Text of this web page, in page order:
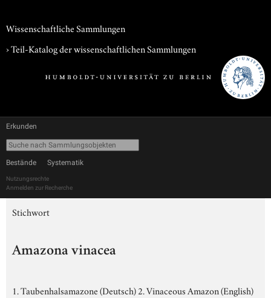
Wissenschaftliche Sammlungen
› Teil-Katalog der wissenschaftlichen Sammlungen
Erkunden
Bestände Systematik
Nutzungsrechte
Anmelden zur Recherche
Stichwort
Amazona vinacea
1. Taubenhalsamazone (Deutsch) 2. Vinaceous Amazon (English)